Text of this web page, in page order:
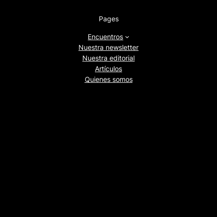
Pages
Encuentros
Nuestra newsletter
Nuestra editorial
Artículos
Quienes somos